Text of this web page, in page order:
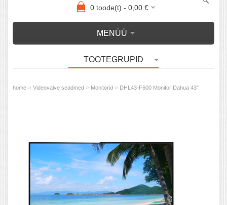
0toode(t) - 0,00€
MENÜÜ
TOOTEGRUPID
home » Videovalve seadmed » Monitorid » DHL43-F600 Monitor Dahua 43"